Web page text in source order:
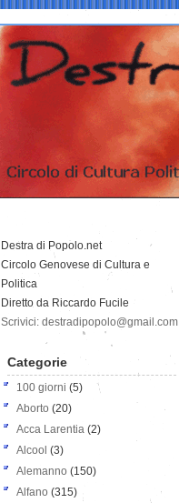
Destra di Popolo.net
Circolo Genovese di Cultura e
Politica
Diretto da Riccardo Fucile
Scrivici: destradipopolo@gmail.com
Categorie
100 giorni (5)
Aborto (20)
Acca Larentia (2)
Alcool (3)
Alemanno (150)
Alfano (315)